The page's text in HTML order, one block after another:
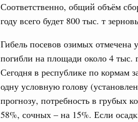
Соответственно, общий объём
году всего будет 800 тыс. т
Гибель посевов озимых отмечена
погибли на площади около 4 тыс.
Сегодня в республике по кормам
одну условную голову
прогнозу, потребность в грубых
58%, сочных – на 15%. Если